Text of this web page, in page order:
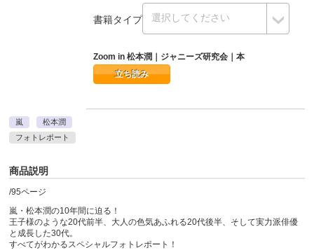
書籍タイプ
Zoom in 松本潤｜ジャニーズ研究会｜本
立ち読み
嵐
松本潤
フォトレポート
商品説明
/95ページ
嵐・松本潤の10年間に迫る！
王子様のような20代前半、大人の色気あふれる20代後半、そして実力派俳優
と成長した30代。
すべてがわかるスペシャルフォトレポート！